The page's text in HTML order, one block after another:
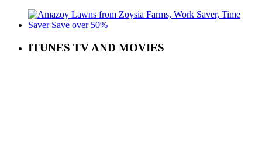
ITUNES TV AND MOVIES